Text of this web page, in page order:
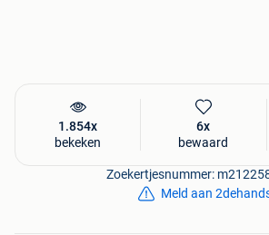
Nieuwprijsvan deze set in 2005-2006
Vandaag aanzienlijk duurder, gezien de
afzonderlijke originele stoeldelen
Eenvoudige en vlotte montage op de
in elke Mini R50 - R52 - R53
1.854x
bekeken
6x
bewaard
Zoekertjesnummer:
Meld aan